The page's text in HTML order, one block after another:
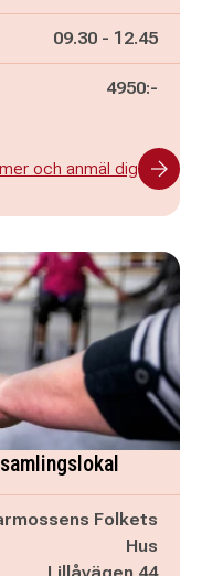
Pågår mellan
09.30 - och
12.45
4950:-
och anmäl dig
Folkets
Hus